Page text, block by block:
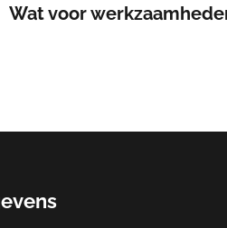
Wat voor